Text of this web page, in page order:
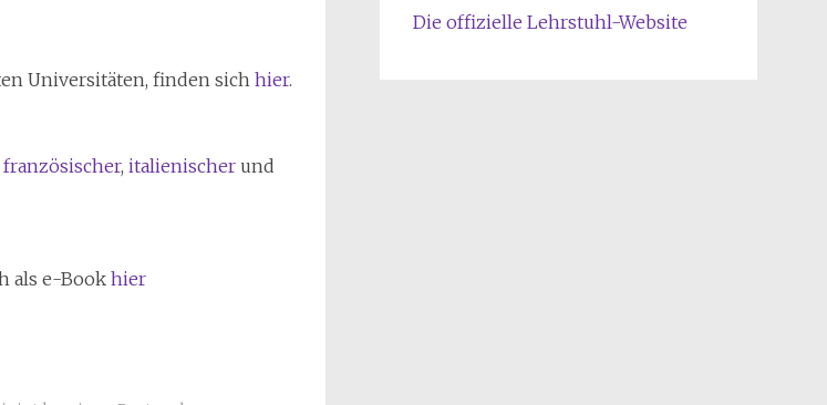
Universitäten, finden sich hier.
französischer, italienischer und
als e-Bookhier
Die offizielle Lehrstuhl-Website